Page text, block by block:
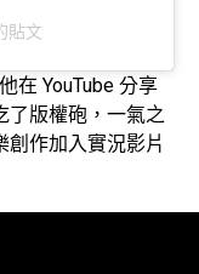
貼文
在 YouTube 分享
了版權砲，一氣之
作加入實況影片